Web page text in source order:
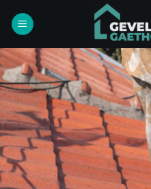
naar